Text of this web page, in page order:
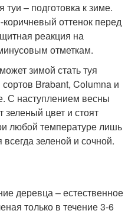
– подготовка к зиме.
оттенок перед
реакция на
отметкам.
зимой стать туя
Brabant, Columna и
С наступлением весны
цвет и стоят
любой температуре лишь
всегда зеленой и сочной.
деревца – естественное
только в течение 3-6